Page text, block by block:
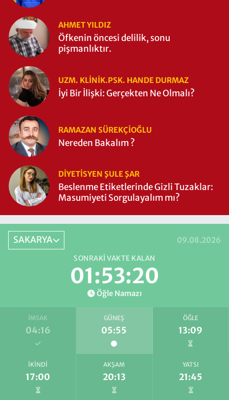
AHMET YILDIZ
Öfkenin öncesi delilik, sonu
pişmanlıktır.
UZM. KLINIK.PSK. HANDE DURMAZ
İyi Bir İlişki: Gerçekten Ne Olmalı?
RAMAZAN SÜREKÇIOĞLU
Nereden Bakalım ?
DIYETISYEN ŞULE ŞAR
Beslenme Etiketlerinde Gizli Tuzaklar:
Masumiyeti Sorgulayalım mı?
SAKARYA 09.08.2026
SONRAKI VAKTE KALAN
01:53:19
Öğle Namazı
İMSAK
04:16
GÜNEŞ
05:55
ÖĞLE
13:09
İKINDI
17:00
AKŞAM
20:13
YATSI
21:45